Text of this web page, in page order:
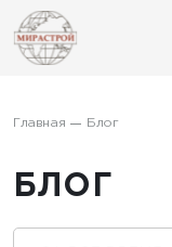
Главная Блог
БЛОГ